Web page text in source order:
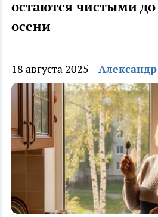
остаются чистыми до
осени
18 августа 2025